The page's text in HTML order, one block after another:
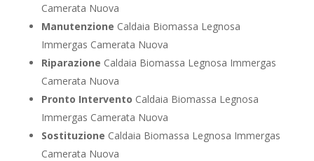
Camerata Nuova
Manutenzione Caldaia Biomassa Legnosa
Immergas Camerata Nuova
Riparazione Caldaia Biomassa Legnosa Immergas
Camerata Nuova
Pronto Intervento Caldaia Biomassa Legnosa
Immergas Camerata Nuova
Sostituzione Caldaia Biomassa Legnosa Immergas
Camerata Nuova